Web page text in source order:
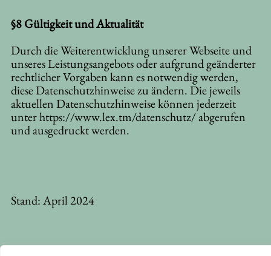
§8 Gültigkeit und Aktualität
Durch die Weiterentwicklung unserer Webseite und
unseres Leistungsangebots oder aufgrund geänderter
rechtlicher Vorgaben kann es notwendig werden,
diese Datenschutzhinweise zu ändern. Die jeweils
aktuellen Datenschutzhinweise können jederzeit
unterhttps://www.lex.tm/datenschutz/abgerufen
und ausgedruckt werden.
Stand: April 2024